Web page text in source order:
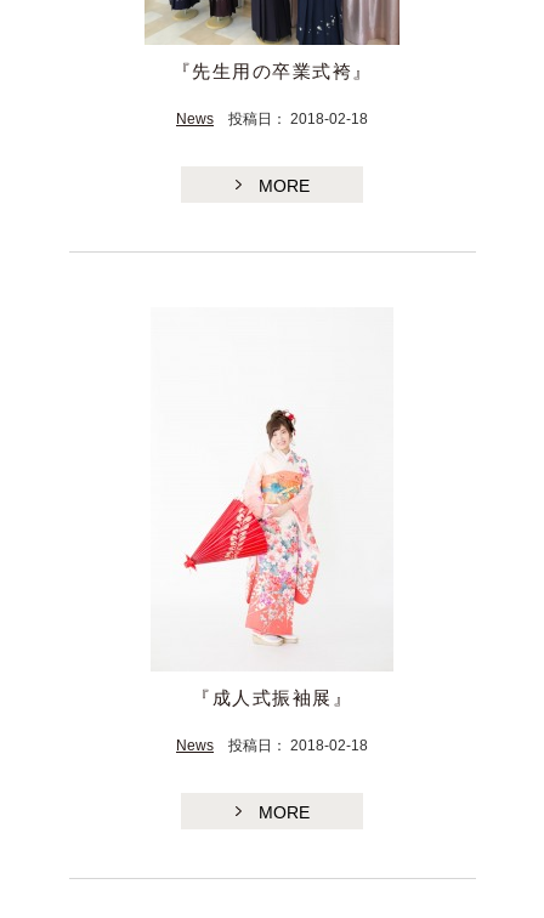
『先生用の卒業式袴』
News 投稿日： 2018-02-18
MORE
『成人式振袖展』
News 投稿日： 2018-02-18
MORE